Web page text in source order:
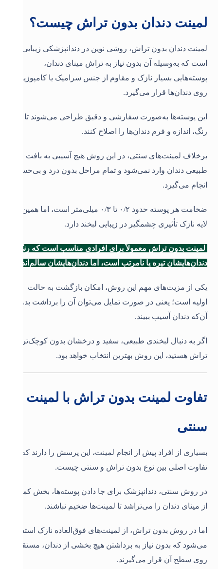
لمینت دندان بدون تراش چیست؟
لمینت دندان بدون تراش، روشی نوین در دندانپزشکی زیبایی
است که به‌وسیله آن بدون نیاز به تراش مینای دندان،
پوسته‌هایی بسیار نازک و مقاوم از جنس سرامیک یا کامپوزیت
روی دندان‌ها قرار می‌گیرد.
این پوسته‌ها به‌صورت سفارشی و دقیق طراحی می‌شوند تا
رنگ، اندازه و فرم دندان‌ها را اصلاح کنند.
برخلاف لمینت‌های سنتی، در این روش هیچ آسیبی به بافت
طبیعی دندان وارد نمی‌شود و تمام مراحل بدون درد و بی‌حسی
انجام می‌گیرد.
ضخامت هر پوسته حدود ۰/۲ تا ۰/۳ میلی‌متر است، اما همین
لایه نازک تأثیری چشمگیر در زیبایی لبخند دارد.
لمینت بدون تراش معمولاً برای افرادی مناسب است که رنگ
دندان‌هایشان تیره یا نامرتب است، اما دندان‌هایشان سالم‌اند.
یکی از مزیت‌های مهم این روش، امکان بازگشت به حالت
اولیه است؛ یعنی در صورت تمایل می‌توان آن را برداشت بدون
آن‌که دندان آسیب ببیند.
اگر به دنبال لبخندی طبیعی، سفید و درخشان بدون کوچک‌ترین
تراش هستید، این روش بهترین انتخاب خواهد بود.
تفاوت لمینت بدون تراش با لمینت
سنتی
بسیاری از افراد پیش از انجام لمینت، این پرسش را دارند که
تفاوت اصلی بین نوع بدون تراش و سنتی چیست.
در روش سنتی، دندانپزشک برای جا دادن پوسته‌ها، بخش کمی
از مینای دندان را می‌تراشد تا لمینت‌ها ضخیم نباشند.
اما در روش بدون تراش، از لمینت‌های فوق‌العاده نازک استفاده
می‌شود که بدون نیاز به برداشتن هیچ بخشی از دندان، مستقیماً
روی سطح آن قرار می‌گیرند.